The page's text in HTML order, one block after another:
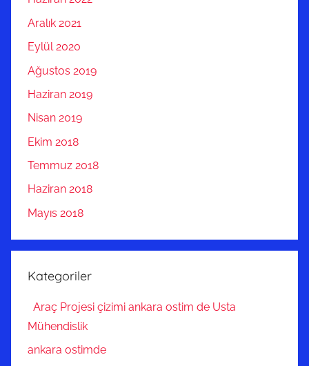
Aralık 2021
Eylül 2020
Ağustos 2019
Haziran 2019
Nisan 2019
Ekim 2018
Temmuz 2018
Haziran 2018
Mayıs 2018
Kategoriler
Araç Projesi çizimi ankara ostim de Usta
Mühendislik
ankara ostimde